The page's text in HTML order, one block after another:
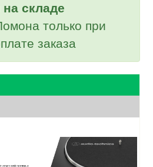
складе
только при
заказа